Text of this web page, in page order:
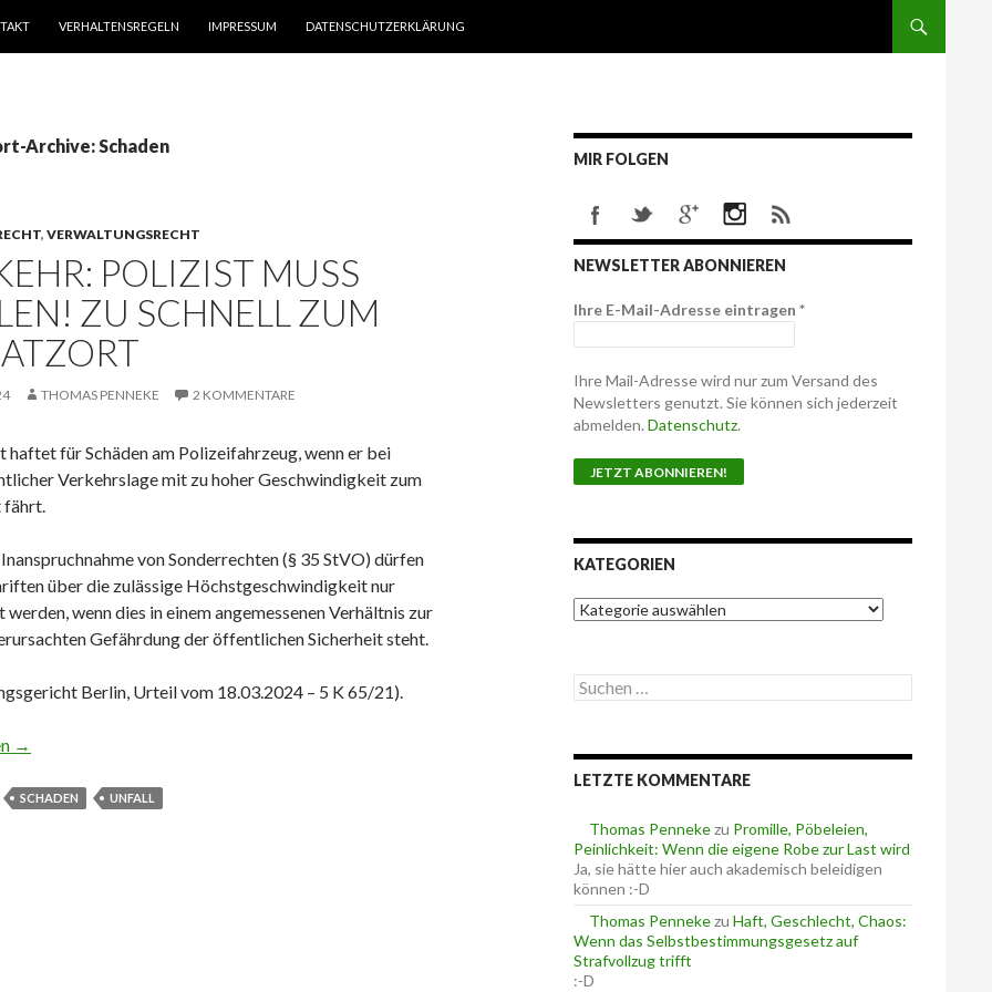
VERHALTENSREGELN IMPRESSUM DATENSCHUTZERKLÄRUNG
Archive: Schaden
, VERWALTUNGSRECHT
POLIZIST MUSS
ZU SCHNELL ZUM
THOMAS PENNEKE 2 KOMMENTARE
haftet für Schäden am Polizeifahrzeug, wenn er bei
Verkehrslage mit zu hoher Geschwindigkeit zum
fährt.
von Sonderrechten (§ 35 StVO) dürfen
über die zulässige Höchstgeschwindigkeit nur
werden, wenn dies in einem angemessenen Verhältnis zur
Gefährdung der öffentlichen Sicherheit steht.
Berlin, Urteil vom 18.03.2024 – 5 K 65/21).
muss zahlen! Zu schnell zum Einsatzort
→
SCHADEN UNFALL
MIR FOLGEN
NEWSLETTER ABONNIEREN
Ihre E-Mail-Adresse eintragen *
Ihre Mail-Adresse wird nur zum Versand des
Newsletters genutzt. Sie können sich jederzeit
abmelden. Datenschutz.
KATEGORIEN
K
a
g
o
n
S
u
e
n
c
h
:
LETZTE KOMMENTARE
Thomas Pennekezu Promille, Pöbeleien,
Peinlichkeit: Wenn die eigene Robe zur Last wird
Ja, sie hätte hier auch akademisch beleidigen
können :-D
Thomas Pennekezu Haft, Geschlecht, Chaos:
Wenn das Selbstbestimmungsgesetz auf
Strafvollzug trifft
:-D